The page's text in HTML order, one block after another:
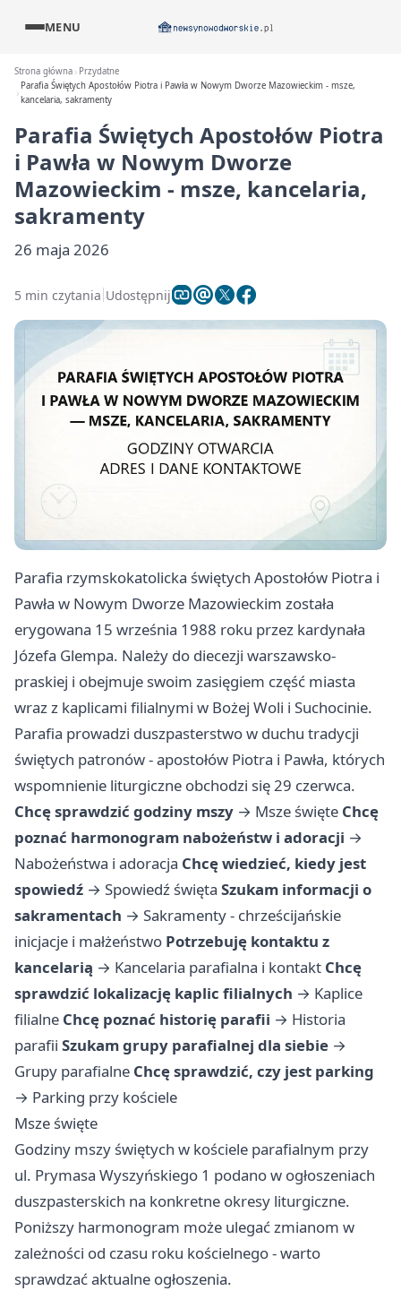
MENU
Strona główna
Przydatne
Parafia Świętych Apostołów Piotra i Pawła w Nowym Dworze Mazowieckim - msze,
kancelaria, sakramenty
Parafia Świętych Apostołów Piotra
i Pawła w Nowym Dworze
Mazowieckim - msze, kancelaria,
sakramenty
26 maja 2026
5 min czytania Udostępnij
Parafia rzymskokatolicka świętych Apostołów Piotra i
Pawła w Nowym Dworze Mazowieckim została
erygowana 15 września 1988 roku przez kardynała
Józefa Glempa. Należy do diecezji warszawsko-
praskiej i obejmuje swoim zasięgiem część miasta
wraz z kaplicami filialnymi w Bożej Woli i Suchocinie.
Parafia prowadzi duszpasterstwo w duchu tradycji
świętych patronów - apostołów Piotra i Pawła, których
wspomnienie liturgiczne obchodzi się 29 czerwca.
Chcę sprawdzić godziny mszy → Msze święte Chcę
poznać harmonogram nabożeństw i adoracji →
Nabożeństwa i adoracja Chcę wiedzieć, kiedy jest
spowiedź → Spowiedź święta Szukam informacji o
sakramentach → Sakramenty - chrześcijańskie
inicjacje i małżeństwo Potrzebuję kontaktu z
kancelarią → Kancelaria parafialna i kontakt Chcę
sprawdzić lokalizację kaplic filialnych → Kaplice
filialne Chcę poznać historię parafii → Historia
parafii Szukam grupy parafialnej dla siebie →
Grupy parafialne Chcę sprawdzić, czy jest parking
→ Parking przy kościele
Msze święte
Godziny mszy świętych w kościele parafialnym przy
ul. Prymasa Wyszyńskiego 1 podano w ogłoszeniach
duszpasterskich na konkretne okresy liturgiczne.
Poniższy harmonogram może ulegać zmianom w
zależności od czasu roku kościelnego - warto
sprawdzać aktualne ogłoszenia.